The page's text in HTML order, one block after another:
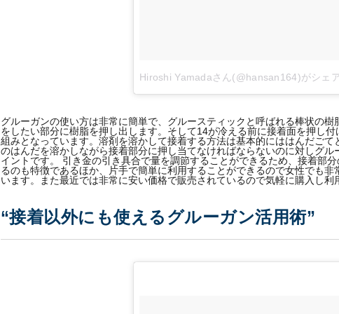
Hiroshi Yamadaさん(@hansan164)がシェ
グルーガンの使い方は非常に簡単で、グルースティックと呼ばれる棒状の
をしたい部分に樹脂を押し出します。そして14が冷える前に接着面を押し
組みとなっています。溶剤を溶かして接着する方法は基本的にははんだご
のはんだを溶かしながら接着部分に押し当てなければならないのに対しグ
イントです。 引き金の引き具合で量を調節することができるため、接着部
るのも特徴であるほか、片手で簡単に利用することができるので女性でも
います。また最近では非常に安い価格で販売されているので気軽に購入し利
“接着以外にも使えるグルーガン活用術”